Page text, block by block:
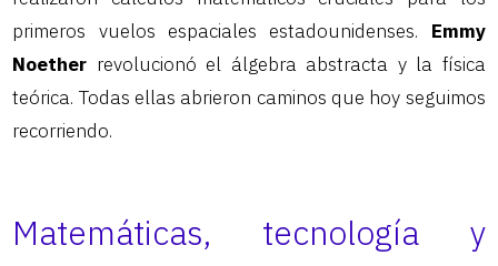
primeros vuelos espaciales estadounidenses. Emmy
Noether revolucionó el álgebra abstracta y la física
teórica. Todas ellas abrieron caminos que hoy seguimos
recorriendo.
Matemáticas, tecnología y